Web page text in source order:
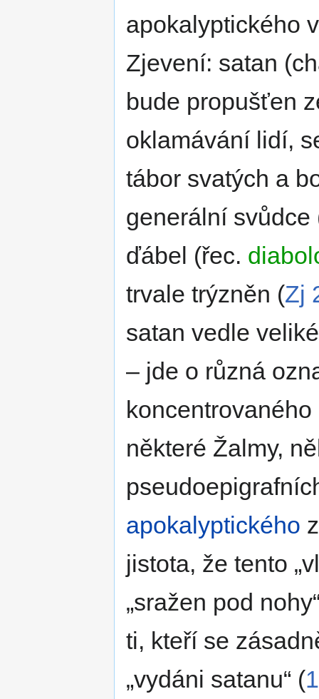
apokalyptického
Zjevení: satan
bude propušťen
oklamávání lidí,
tábor svatých a
generální
ďábel (řec.
trvale trýzněn (Zj
satan vedle
– jde o různá
některé Žalmy,
apokalyptického
jistota, že tento
sražen pod nohy
ti, kteří se
vydáni satanu
(